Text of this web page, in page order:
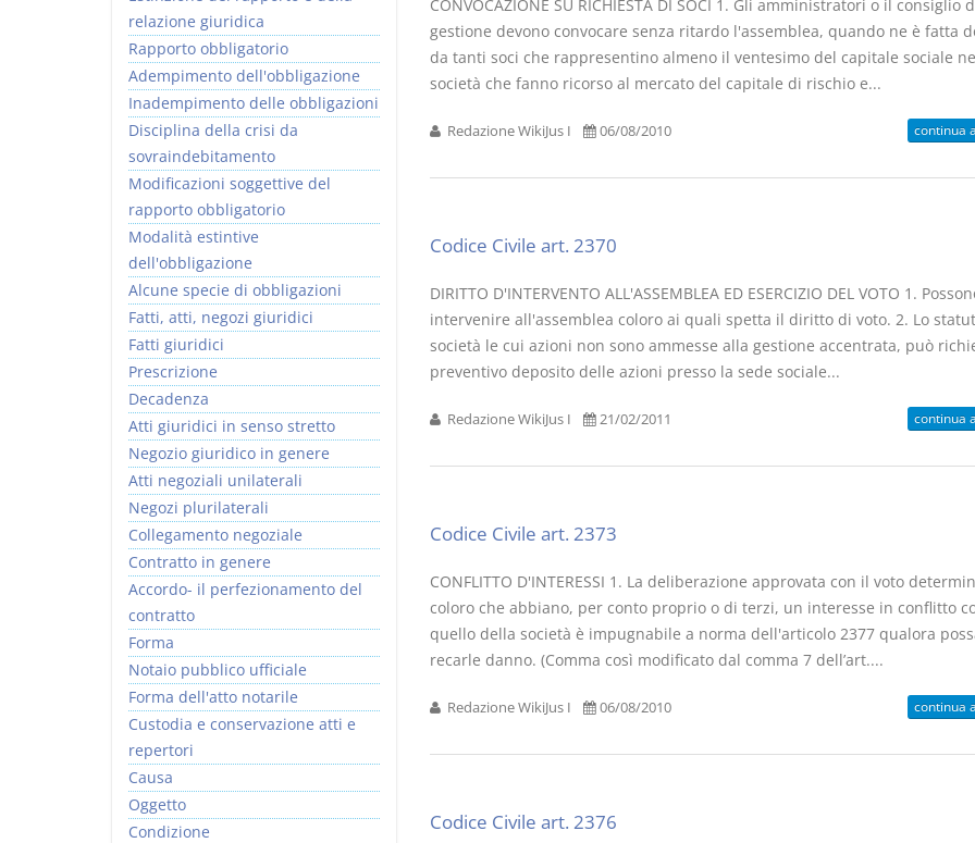
CONVOCAZIONE SU RICHIESTA DI SOCI 1. Gli amministratori o il consiglio
gestione devono convocare senza ritardo l'assemblea, quando ne è fatta
da tanti soci che rappresentino almeno il ventesimo del capitale sociale
società che fanno ricorso al mercato del capitale di rischio e...
Redazione WikiJus I 06/08/2010 continua
Codice Civile art. 2370
DIRITTO D'INTERVENTO ALL'ASSEMBLEA ED ESERCIZIO DEL VOTO 1.
intervenire all'assemblea coloro ai quali spetta il diritto di voto. 2. Lo
società le cui azioni non sono ammesse alla gestione accentrata, può
preventivo deposito delle azioni presso la sede sociale...
Redazione WikiJus I 21/02/2011 continua
Codice Civile art. 2373
CONFLITTO D'INTERESSI 1. La deliberazione approvata con il voto
coloro che abbiano, per conto proprio o di terzi, un interesse in conflitto
quello della società è impugnabile a norma dell'articolo 2377 qualora
recarle danno. (Comma così modificato dal comma 7 dell’art....
Redazione WikiJus I 06/08/2010 continua
Codice Civile art. 2376
relazione giuridica
Rapporto obbligatorio
Adempimento dell'obbligazione
Inadempimento delle obbligazioni
Disciplina della crisi da
sovraindebitamento
Modificazioni soggettive del
rapporto obbligatorio
Modalità estintive
dell'obbligazione
Alcune specie di obbligazioni
Fatti, atti, negozi giuridici
Fatti giuridici
Prescrizione
Decadenza
Atti giuridici in senso stretto
Negozio giuridico in genere
Atti negoziali unilaterali
Negozi plurilaterali
Collegamento negoziale
Contratto in genere
Accordo- il perfezionamento del
contratto
Forma
Notaio pubblico ufficiale
Forma dell'atto notarile
Custodia e conservazione atti e
repertori
Causa
Oggetto
Condizione